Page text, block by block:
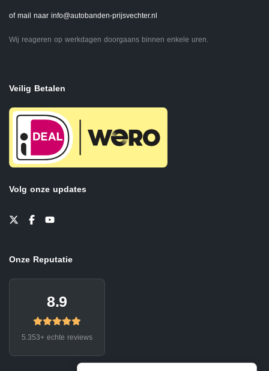
of mail naar info@autobanden-prijsvechter.nl
Wij reageren op werkdagen doorgaans binnen enkele uren.
Veilig Betalen
Volg onze updates
Onze Reputatie
8.9
5.353+ echte reviews